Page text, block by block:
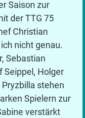
Saison zur
der TTG 75
Christian
nicht genau.
Sebastian
Seippel, Holger
stehen
Spielern zur
verstärkt